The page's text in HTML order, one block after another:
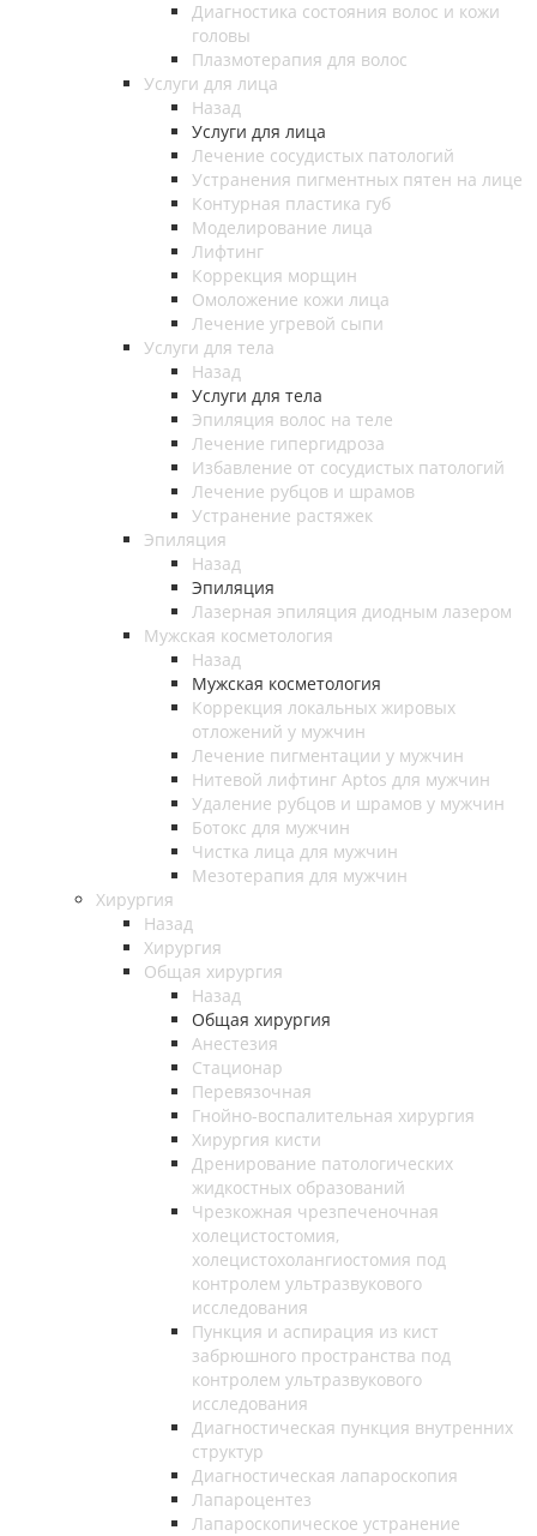
Диагностика состояния волос и кожи
головы
Плазмотерапия для волос
Услуги для лица
Назад
Услуги для лица
Лечение сосудистых патологий
Устранения пигментных пятен на лице
Контурная пластика губ
Моделирование лица
Лифтинг
Коррекция морщин
Омоложение кожи лица
Лечение угревой сыпи
Услуги для тела
Назад
Услуги для тела
Эпиляция волос на теле
Лечение гипергидроза
Избавление от сосудистых патологий
Лечение рубцов и шрамов
Устранение растяжек
Эпиляция
Назад
Эпиляция
Лазерная эпиляция диодным лазером
Мужская косметология
Назад
Мужская косметология
Коррекция локальных жировых
отложений у мужчин
Лечение пигментации у мужчин
Нитевой лифтинг Aptos для мужчин
Удаление рубцов и шрамов у мужчин
Ботокс для мужчин
Чистка лица для мужчин
Мезотерапия для мужчин
Хирургия
Назад
Хирургия
Общая хирургия
Назад
Общая хирургия
Анестезия
Стационар
Перевязочная
Гнойно-воспалительная хирургия
Хирургия кисти
Дренирование патологических
жидкостных образований
Чрезкожная чрезпеченочная
холецистостомия,
холецистохолангиостомия под
контролем ультразвукового
исследования
Пункция и аспирация из кист
забрюшного пространства под
контролем ультразвукового
исследования
Диагностическая пункция внутренних
структур
Диагностическая лапароскопия
Лапароцентез
Лапароскопическое устранение